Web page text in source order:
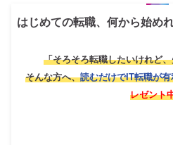
はじめての転職、何から始め
「そろそろ転職したいけれど
そんな方へ、読むだけでIT転職が
レゼント